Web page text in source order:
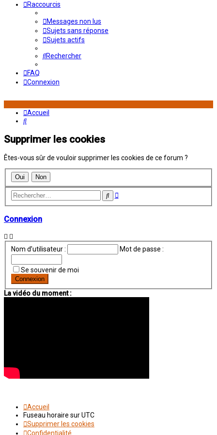
Raccourcis
Messages non lus
Sujets sans réponse
Sujets actifs
Rechercher
FAQ
Connexion
Accueil
Rechercher
Supprimer les cookies
Êtes-vous sûr de vouloir supprimer les cookies de ce forum ?
Rechercher
Recherche
Connexion
Nom d’utilisateur : Mot de passe :
Se souvenir de moi
La vidéo du moment :
Accueil
Fuseau horaire surUTC
Supprimer les cookies
Confidentialité